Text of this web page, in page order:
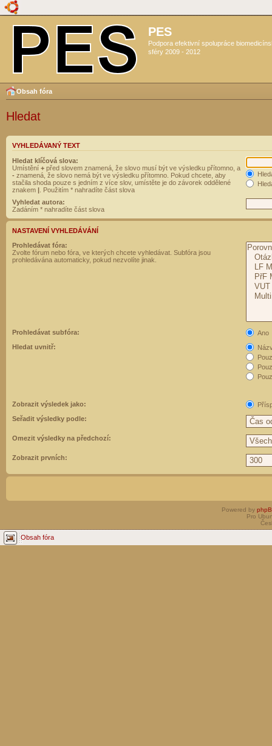
PES
Podpora efektivní spolupráce
sféry 2009 - 2012
Obsah fóra
Hledat
VYHLEDÁVANÝ TEXT
Hledat klíčová slova:
Umístění + před slovem znamená, že slovo musí být ve výsledku přítomno, a
- znamená, že slovo nemá být ve výsledku přítomno. Pokud chcete, aby
stačila shoda pouze s jedním z více slov, umístěte je do závorek oddělené
znakem | . Použitím * nahradíte část slova
Vyhledat autora:
Zadáním * nahradíte část slova
NASTAVENÍ VYHLEDÁVÁNÍ
Prohledávat fóra:
Zvolte fórum nebo fóra, ve kterých chcete vyhledávat. Subfóra jsou
prohledávána automaticky, pokud nezvolíte jinak.
Prohledávat subfóra:
Ano
Hledat uvnitř:
Zobrazit výsledek jako:
Seřadit výsledky podle:
Omezit výsledky na předchozí:
Zobrazit prvních:
Powered by
Pro
Obsah fóra